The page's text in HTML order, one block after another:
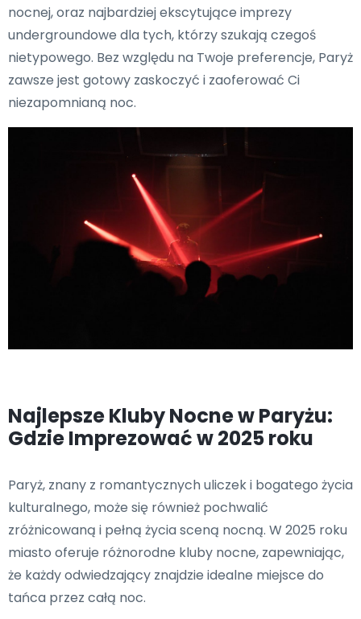
nocnej, oraz najbardziej ekscytujące imprezy
undergroundowe dla tych, którzy szukają czegoś
nietypowego. Bez względu na Twoje preferencje, Paryż
zawsze jest gotowy zaskoczyć i zaoferować Ci
niezapomnianą noc.
Najlepsze Kluby Nocne w Paryżu:
Gdzie Imprezować w 2025 roku
Paryż, znany z romantycznych uliczek i bogatego życia
kulturalnego, może się również pochwalić
zróżnicowaną i pełną życia sceną nocną. W 2025 roku
miasto oferuje różnorodne kluby nocne, zapewniając,
że każdy odwiedzający znajdzie idealne miejsce do
tańca przez całą noc.